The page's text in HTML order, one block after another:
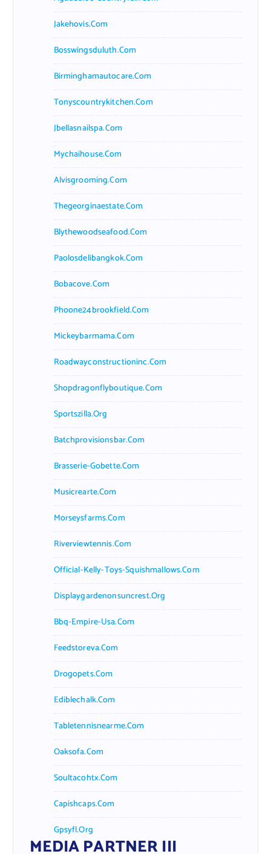
Jakehovis.com
Bosswingsduluth.com
Birminghamautocare.com
Tonyscountrykitchen.com
Jbellasnailspa.com
Mychaihouse.com
Alvisgrooming.com
Thegeorginaestate.com
Blythewoodseafood.com
Paolosdelibangkok.com
Bobacove.com
Phoone24brookfield.com
Mickeybarmama.com
Roadwayconstructioninc.com
Shopdragonflyboutique.com
Sportszilla.org
Batchprovisionsbar.com
Brasserie-Gobette.com
Musicrearte.com
Morseysfarms.com
Riverviewtennis.com
Official-Kelly-Toys-Squishmallows.com
Displaygardenonsuncrest.org
Bbq-Empire-Usa.com
Feedstoreva.com
Drogopets.com
Ediblechalk.com
Tabletennisnearme.com
Oaksofa.com
Soultacohtx.com
Capishcaps.com
Gpsyfl.org
MEDIA PARTNER III